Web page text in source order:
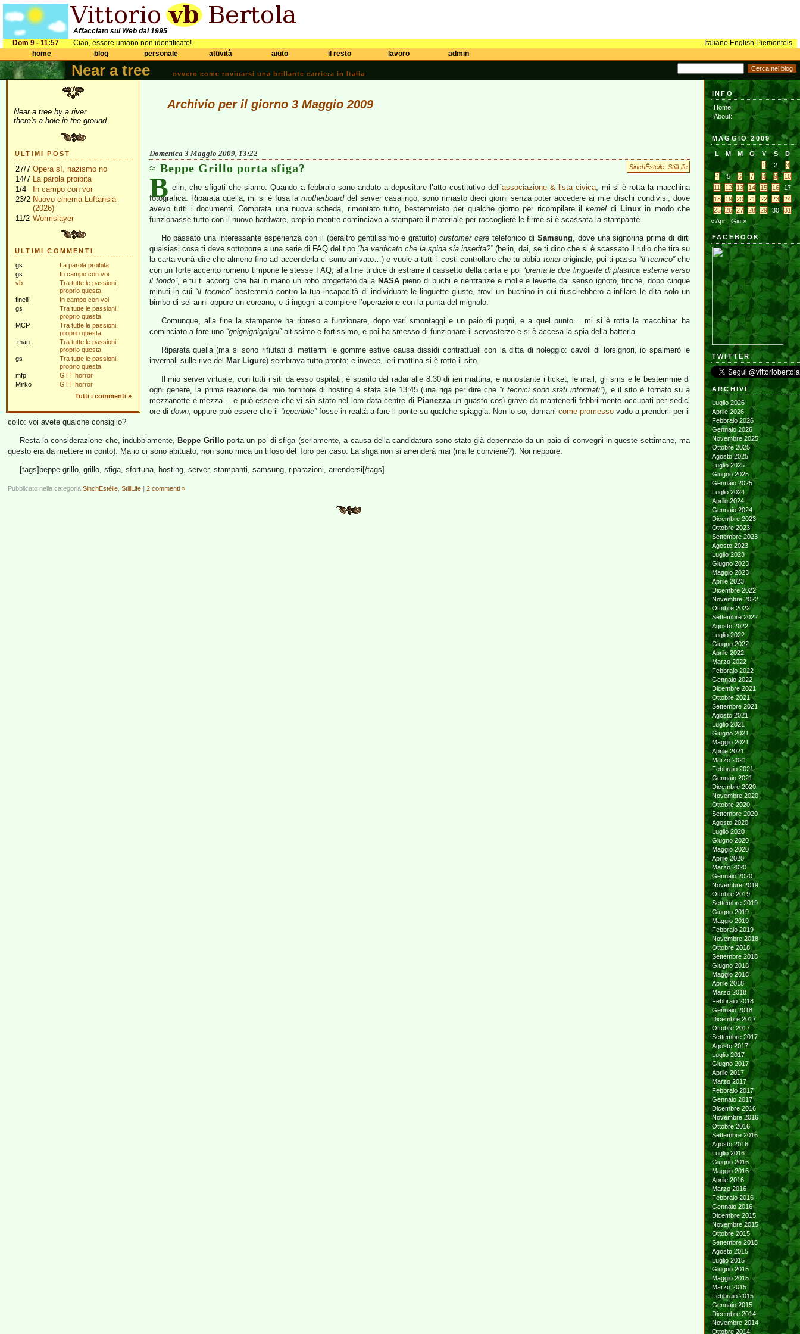
Affacciato sul Web dal 1995
Dom 9 - 11:57
Ciao, essere umano non identificato! Italiano English Piemonteis
home
blog personale attività aiuto il resto lavoro admin
Near a tree ovvero come rovinarsi una brillante carriera in Italia
Near a tree by a river
there's a hole in the ground
ULTIMI POST
27/7 Opera sì, nazismo no
14/7 La parola proibita
1/4
In campo con voi
23/2 Nuovo cinema Luftansia
(2026)
11/2 Wormslayer
ULTIMI COMMENTI
gs
La parola proibita
gs
In campo con voi
vb
Tra tutte le passioni,
proprio questa
finelli
In campo con voi
gs
Tra tutte le passioni,
proprio questa
MCP
Tra tutte le passioni,
proprio questa
.mau.
Tra tutte le passioni,
proprio questa
gs
Tra tutte le passioni,
proprio questa
mfp
GTT horror
Mirko
GTT horror
Tutti i commenti »
Archivio per il giorno 3 Maggio 2009
Domenica 3 Maggio 2009, 13:22
SinchËstèile StillLife
Beppe Grillo porta sfiga?
B elin, che sfigati che siamo. Quando a febbraio sono andato a depositare l’atto costitutivo dell’associazione & lista civica, mi si è rotta la macchina
fotografica. Riparata quella, mi si è fusa lamotherboarddel server casalingo; sono rimasto dieci giorni senza poter accedere ai miei dischi condivisi, dove
avevo tutti i documenti. Comprata una nuova scheda, rimontato tutto, bestemmiato per qualche giorno per ricompilare ilkernel di Linux in modo che
funzionasse tutto con il nuovo hardware, proprio mentre cominciavo a stampare il materiale per raccogliere le firme si è scassata la stampante.
Ho passato una interessante esperienza con il (peraltro gentilissimo e gratuito)customer care telefonico di Samsung, dove una signorina prima di dirti
qualsiasi cosa ti deve sottoporre a una serie di FAQ del tipo “ha verificato che la spina sia inserita?”(belin, dai, se ti dico che si è scassato il rullo che tira su
la carta vorrà dire che almeno fino ad accenderla ci sono arrivato…) e vuole a tutti i costi controllare che tu abbia toneroriginale, poi ti passa “il tecnico”che
con un forte accento romeno ti ripone le stesse FAQ; alla fine ti dice di estrarre il cassetto della carta e poi “prema le due linguette di plastica esterne verso
il fondo”, e tu ti accorgi che hai in mano un robo progettato dalla NASA pieno di buchi e rientranze e molle e levette dal senso ignoto, finché, dopo cinque
minuti in cui “il tecnico”bestemmia contro la tua incapacità di individuare le linguette giuste, trovi un buchino in cui riuscirebbero a infilare le dita solo un
bimbo di sei anni oppure un coreano; e ti ingegni a compiere l’operazione con la punta del mignolo.
Comunque, alla fine la stampante ha ripreso a funzionare, dopo vari smontaggi e un paio di pugni, e a quel punto… mi si è rotta la macchina: ha
cominciato a fare uno “gnignignignigni”altissimo e fortissimo, e poi ha smesso di funzionare il servosterzo e si è accesa la spia della batteria.
Riparata quella (ma si sono rifiutati di mettermi le gomme estive causa dissidi contrattuali con la ditta di noleggio: cavoli di lorsignori, io spalmerò le
invernali sulle rive del Mar Ligure) sembrava tutto pronto; e invece, ieri mattina si è rotto il sito.
Il mio server virtuale, con tutti i siti da esso ospitati, è sparito dal radar alle 8:30 di ieri mattina; e nonostante i ticket, le mail, gli sms e le bestemmie di
ogni genere, la prima reazione del mio fornitore di hosting è stata alle 13:45 (una riga per dire che “i tecnici sono stati informati”), e il sito è tornato su a
mezzanotte e mezza… e può essere che vi sia stato nel loro data centre di Pianezzaun guasto così grave da mantenerli febbrilmente occupati per sedici
ore didown, oppure può essere che il “reperibile”fosse in realtà a fare il ponte su qualche spiaggia. Non lo so, domani come promessovado a prenderli per il
collo: voi avete qualche consiglio?
Resta la considerazione che, indubbiamente, Beppe Grilloporta un po’ di sfiga (seriamente, a causa della candidatura sono stato già depennato da un paio di convegni in queste settimane, ma
questo era da mettere in conto). Ma io ci sono abituato, non sono mica un tifoso del Toro per caso. La sfiga non si arrenderà mai (ma le conviene?). Noi neppure.
[tags]beppe grillo, grillo, sfiga, sfortuna, hosting, server, stampanti, samsung, riparazioni, arrendersi[/tags]
Pubblicato nella categoria SinchËstèile StillLife | 2 commenti »
INFO
:Home:
:About:
MAGGIO 2009
L M M G V S
D
1
2
3
4
5 6 7 8 9
10
11
12 13 14 15 16
17
18
19 20 21 22 23
24
25
26 27 28 29 30
31
« Apr
Giu »
FACEBOOK
TWITTER
ARCHIVI
Luglio 2026
Aprile 2026
Febbraio 2026
Gennaio 2026
Novembre 2025
Ottobre 2025
Agosto 2025
Luglio 2025
Giugno 2025
Gennaio 2025
Luglio 2024
Aprile 2024
Gennaio 2024
Dicembre 2023
Ottobre 2023
Settembre 2023
Agosto 2023
Luglio 2023
Giugno 2023
Maggio 2023
Aprile 2023
Dicembre 2022
Novembre 2022
Ottobre 2022
Settembre 2022
Agosto 2022
Luglio 2022
Giugno 2022
Aprile 2022
Marzo 2022
Febbraio 2022
Gennaio 2022
Dicembre 2021
Ottobre 2021
Settembre 2021
Agosto 2021
Luglio 2021
Giugno 2021
Maggio 2021
Aprile 2021
Marzo 2021
Febbraio 2021
Gennaio 2021
Dicembre 2020
Novembre 2020
Ottobre 2020
Settembre 2020
Agosto 2020
Luglio 2020
Giugno 2020
Maggio 2020
Aprile 2020
Marzo 2020
Gennaio 2020
Novembre 2019
Ottobre 2019
Settembre 2019
Giugno 2019
Maggio 2019
Febbraio 2019
Novembre 2018
Ottobre 2018
Settembre 2018
Giugno 2018
Maggio 2018
Aprile 2018
Marzo 2018
Febbraio 2018
Gennaio 2018
Dicembre 2017
Ottobre 2017
Settembre 2017
Agosto 2017
Luglio 2017
Giugno 2017
Aprile 2017
Marzo 2017
Febbraio 2017
Gennaio 2017
Dicembre 2016
Novembre 2016
Ottobre 2016
Settembre 2016
Agosto 2016
Luglio 2016
Giugno 2016
Maggio 2016
Aprile 2016
Marzo 2016
Febbraio 2016
Gennaio 2016
Dicembre 2015
Novembre 2015
Ottobre 2015
Settembre 2015
Agosto 2015
Luglio 2015
Giugno 2015
Maggio 2015
Marzo 2015
Febbraio 2015
Gennaio 2015
Dicembre 2014
Novembre 2014
Ottobre 2014